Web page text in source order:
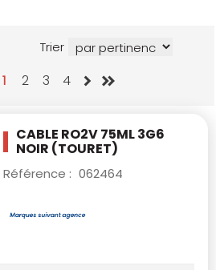
Trier
1 2 3 4
CABLE RO2V 75ML 3G6
NOIR (TOURET)
Référence : 062464